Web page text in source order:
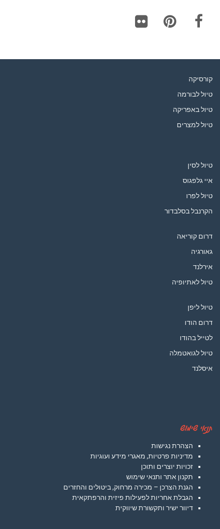
קורסיקה
טיול לבורמה
טיול באפריקה
טיול למצרים
טיול לסין
איי גלפגוס
טיול לפרו
הקרנבל בסלבדור
דרום קוריאה
גאורגיה
אירלנד
טיול לאתיופיה
טיול ליפן
דרום הודו
לטייל בהודו
טיול לגואטמלה
איסלנד
תנאי שימוש
הצהרת נגישות
מדיניות פרטיות, מאגרי מידע ועוגיות
זכויות יוצרים ותוכן
תקנון אתר ותנאי שימוש
הגנת הצרכן – מכירה מרחוק, ביטולים והחזרים
הגבלת אחריות לפעילות פיזית והרפתקאית
דיוור ישיר ותקשורת שיווקית